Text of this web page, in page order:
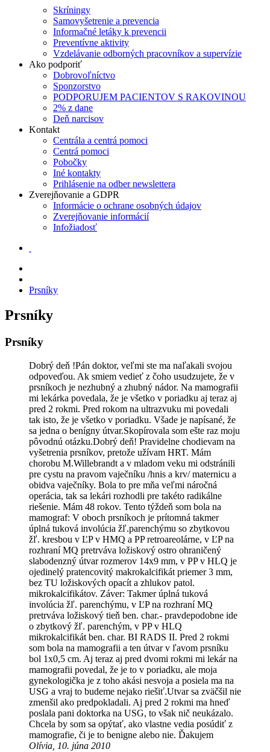
Skríningy
Samovyšetrenie a prevencia
Informačné letáky k prevencii
Preventívne aktivity
Vzdelávanie odborných pracovníkov a supervízie
Ako podporiť
Dobrovoľníctvo
Sponzorstvo
PODPORUJEM PACIENTOV S RAKOVINOU
2% z dane
Deň narcisov
Kontakt
Centrála a centrá pomoci
Centrá pomoci
Pobočky
Iné kontakty
Prihlásenie na odber newslettera
Zverejňovanie a GDPR
Informácie o ochrane osobných údajov
Zverejňovanie informácií
Infožiadosť
Prsníky
Prsníky
Prsníky
Dobrý deň !Pán doktor, veľmi ste ma naľakali svojou
odpoveďou. Ak smiem vedieť z čoho usudzujete, že v
prsníkoch je nezhubný a zhubný nádor. Na mamografii
mi lekárka povedala, že je všetko v poriadku aj teraz aj
pred 2 rokmi. Pred rokom na ultrazvuku mi povedali
tak isto, že je všetko v poriadku. Všade je napísané, že
sa jedna o benígny útvar.Skopírovala som ešte raz moju
pôvodnú otázku.Dobrý deň! Pravidelne chodievam na
vyšetrenia prsníkov, pretože užívam HRT. Mám
chorobu M.Willebrandt a v mladom veku mi odstránili
pre cystu na pravom vaječníku /hnis a krv/ maternicu a
obidva vaječníky. Bola to pre mňa veľmi náročná
operácia, tak sa lekári rozhodli pre takéto radikálne
riešenie. Mám 48 rokov. Tento týždeň som bola na
mamograf: V oboch prsníkoch je prítomná takmer
úplná tuková involúcia žľ.parenchýmu so zbytkovou
žľ. kresbou v ĽP v HMQ a PP retroareolárne, v ĽP na
rozhraní MQ pretrváva ložiskový ostro ohraničený
slabodenzný útvar rozmerov 14x9 mm, v PP v HLQ je
ojedinelý pratencovitý makrokalcifikát priemer 3 mm,
bez TU ložiskových opacít a zhlukov patol.
mikrokalcifikátov. Záver: Takmer úplná tuková
involúcia žľ. parenchýmu, v ĽP na rozhraní MQ
pretrváva ložiskový tieň ben. char.- pravdepodobne ide
o zbytkový žľ. parenchým, v PP v HLQ
mikrokalcifikát ben. char. BI RADS II. Pred 2 rokmi
som bola na mamografii a ten útvar v ľavom prsníku
bol 1x0,5 cm. Aj teraz aj pred dvomi rokmi mi lekár na
mamografii povedal, že je to v poriadku, ale moja
gynekologička je z toho akási nesvoja a posiela ma na
USG a vraj to budeme nejako riešiť.Utvar sa zväčšil nie
zmenšil ako predpokladali. Aj pred 2 rokmi ma hneď
poslala pani doktorka na USG, to však nič neukázalo.
Chcela by som sa opýtať, ako vlastne vedia posúdiť z
mamografie, či je to benigne alebo nie. Ďakujem
Olívia, 10. júna 2010